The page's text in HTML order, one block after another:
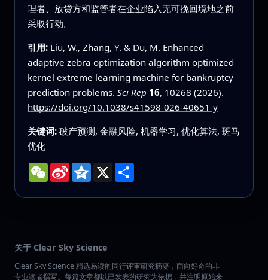
理者、放贷方和监管者在企业陷入无可挽回境地之前
采取行动。
引用: Liu, W., Zhang, Y. & Du, M. Enhanced
adaptive zebra optimization algorithm optimized
kernel extreme learning machine for bankruptcy
prediction problems. Sci Rep 16, 10268 (2026).
https://doi.org/10.1038/s41598-026-40651-y
关键词: 破产预测, 金融风险, 机器学习, 优化算法, 斑马
优化
WeChat
Sina
Weibo
Qzone
X 分
享
关于 Clear Sky Science
Clear Sky Science 精选易读的同行评审研究摘要，面向好奇的非
专业读者撰写。每篇文章都以已发表的研究为依据，并注明原始来